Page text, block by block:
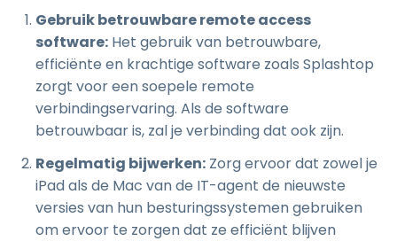
Gebruik betrouwbare remote access
software: Het gebruik van betrouwbare,
efficiënte en krachtige software zoals Splashtop
zorgt voor een soepele remote
verbindingservaring. Als de software
betrouwbaar is, zal je verbinding dat ook zijn.
Regelmatig bijwerken: Zorg ervoor dat zowel je
iPad als de Mac van de IT-agent de nieuwste
versies van hun besturingssystemen gebruiken
om ervoor te zorgen dat ze efficiënt blijven